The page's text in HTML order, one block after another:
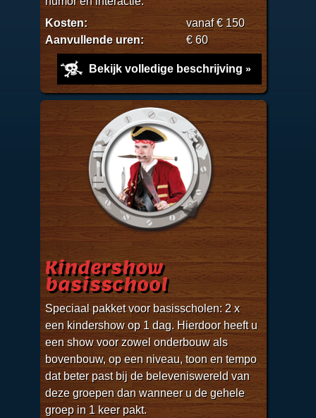
Kosten:
vanaf € 150
Aanvullende uren:
€ 60
Bekijk volledige beschrijving
Kindershow
basisschool
Speciaal pakket voor basisscholen: 2 x
een kindershow op 1 dag. Hierdoor heeft u
een show voor zowel onderbouw als
bovenbouw, op een niveau, toon en tempo
dat beter past bij de beleveniswereld van
deze groepen dan wanneer u de gehele
groep in 1 keer pakt.